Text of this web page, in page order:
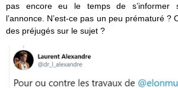
pas encore eu le temps de s’informer
l’annonce. N’est-ce pas un peu prématuré ?
des préjugés sur le sujet ?